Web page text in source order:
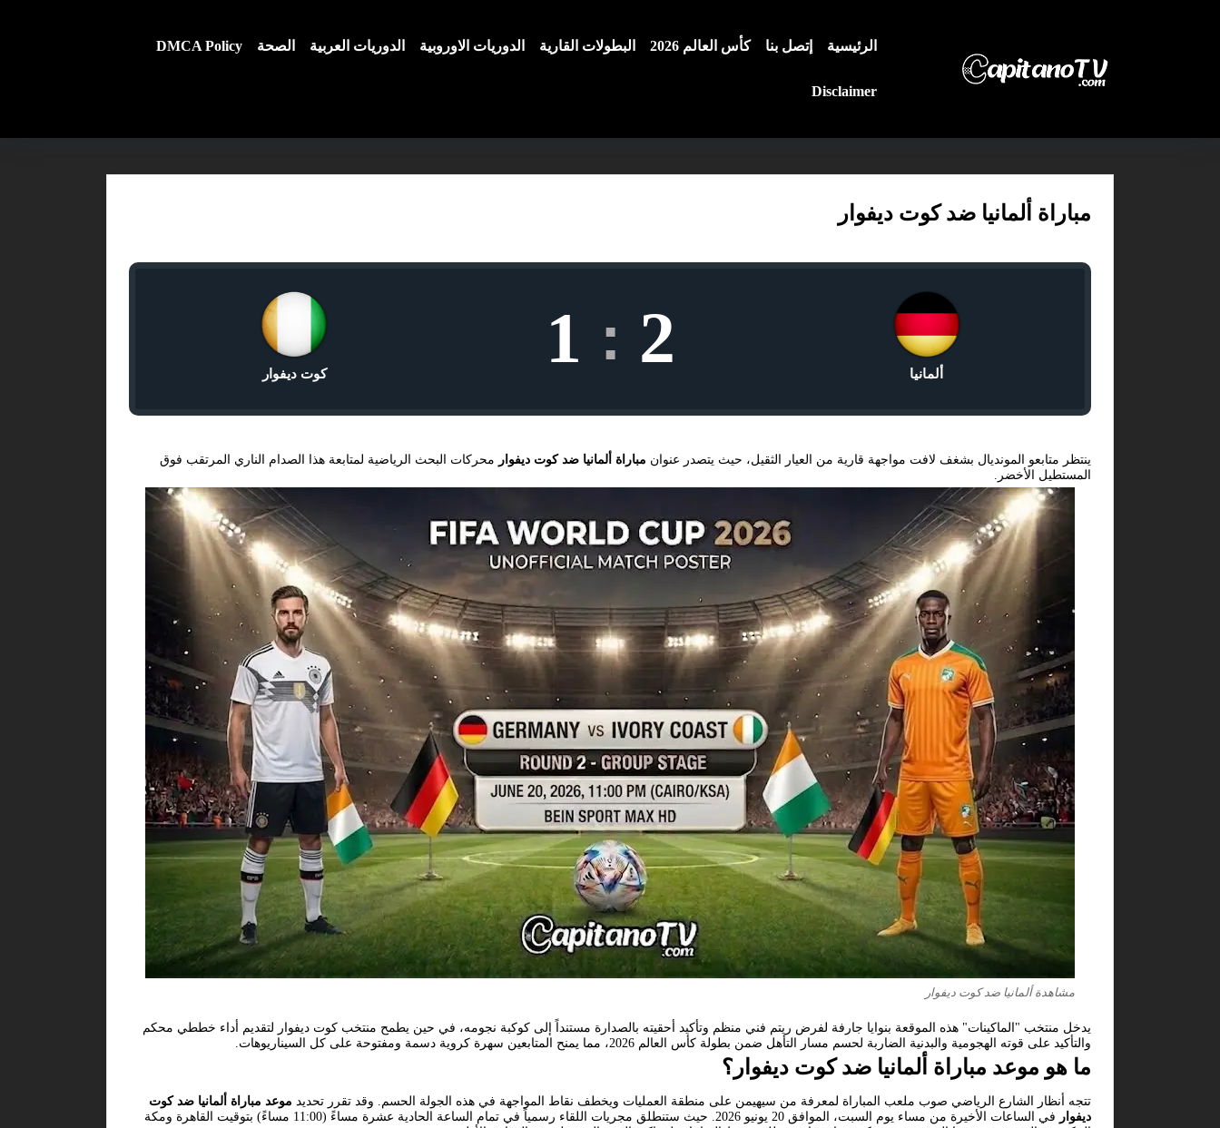
الرئيسية إتصل بنا كأس العالم 2026 البطولات القارية الدوريات الاوروبية الدوريات العربية الصحة DMCA Policy
Disclaimer
مباراة ألمانيا ضد كوت ديفوار
ألمانيا 2
:
1 كوت ديفوار
ينتظر متابعو المونديال بشغف لافت مواجهة قارية من العيار الثقيل، حيث يتصدر عنوان مباراة ألمانيا ضد كوت ديفوار محركات البحث الرياضية لمتابعة هذا الصدام الناري المرتقب فوق
المستطيل الأخضر.
مشاهدة ألمانيا ضد كوت ديفوار
يدخل منتخب "الماكينات" هذه الموقعة بنوايا جارفة لفرض ريتم فني منظم وتأكيد أحقيته بالصدارة مستنداً إلى كوكبة نجومه، في حين يطمح منتخب كوت ديفوار لتقديم أداء خططي محكم
والتأكيد على قوته الهجومية والبدنية الضاربة لحسم مسار التأهل ضمن بطولة كأس العالم 2026، مما يمنح المتابعين سهرة كروية دسمة ومفتوحة على كل السيناريوهات.
ما هو موعد مباراة ألمانيا ضد كوت ديفوار؟
تتجه أنظار الشارع الرياضي صوب ملعب المباراة لمعرفة من سيهيمن على منطقة العمليات ويخطف نقاط المواجهة في هذه الجولة الحسم. وقد تقرر تحديد موعد مباراة ألمانيا ضد كوت
ديفوار
في الساعات الأخيرة من مساء يوم السبت، الموافق 20 يونيو 2026. حيث ستنطلق مجريات اللقاء رسمياً في تمام الساعة الحادية عشرة مساءً (11:00 مساءً) بتوقيت القاهرة ومكة